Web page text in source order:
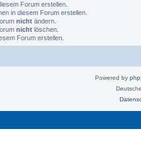
Forum erstellen.
in diesem Forum erstellen.
nicht ändern.
nicht löschen.
Forum erstellen.
Powered by